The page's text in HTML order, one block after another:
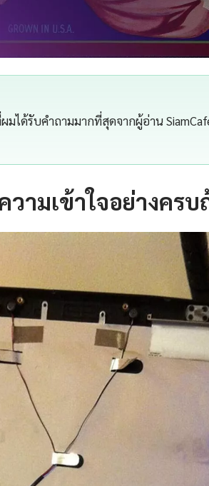
ได้รับคำถามมากที่สุดจากผู้อ่าน
ามเข้าใจอย่างครบ